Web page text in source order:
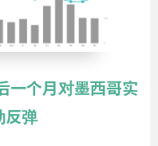
一个月对墨西哥实
反弹